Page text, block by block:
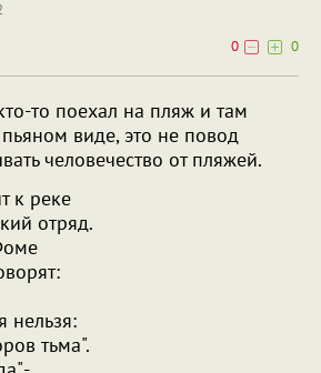
0
0
то поехал на пляж и там
пьяном виде, это не повод
человечество от пляжей.
к реке
отряд.
нельзя:
тьма".